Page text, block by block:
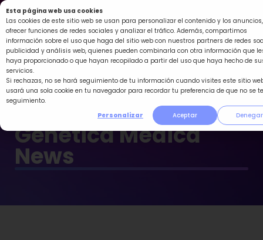
Esta página web usa cookies
Las cookies de este sitio web se usan para personalizar el contenido y los anuncios,
ofrecer funciones de redes sociales y analizar el tráfico. Además, compartimos
información sobre el uso que haga del sitio web con nuestros partners de redes
publicidad y análisis web, quienes pueden combinarla con otra información que
haya proporcionado o que hayan recopilado a partir del uso que haya hecho de
servicios.
Si rechazas, no se hará seguimiento de tu información cuando visites este sitio
usará una sola cookie en tu navegador para recordar tu preferencia de que no se
seguimiento.
Personalizar
Aceptar Denegar
Ir
al
contenido
Genética Médica
News